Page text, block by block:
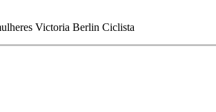
Victoria Berlin Ciclista